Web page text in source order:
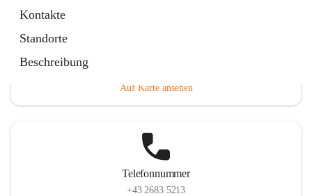
Kontakte
Standorte
Beschreibung
Auf Karte ansehen
Telefonnummer
+43 2683 5213